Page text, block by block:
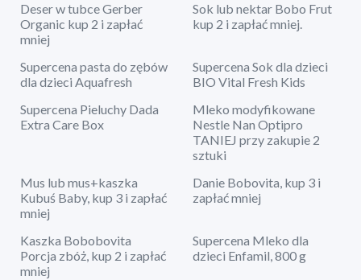
Deser w tubce Gerber
Organic kup 2 i zapłać
mniej
Sok lub nektar Bobo Frut
kup 2 i zapłać mniej.
Supercena pasta do zębów
dla dzieci Aquafresh
Supercena Sok dla dzieci
BIO Vital Fresh Kids
Supercena Pieluchy Dada
Extra Care Box
Mleko modyfikowane
Nestle Nan Optipro
TANIEJ przy zakupie 2
sztuki
Mus lub mus+kaszka
Kubuś Baby, kup 3 i zapłać
mniej
Danie Bobovita, kup 3 i
zapłać mniej
Kaszka Bobobovita
Porcja zbóż, kup 2 i zapłać
mniej
Supercena Mleko dla
dzieci Enfamil, 800 g